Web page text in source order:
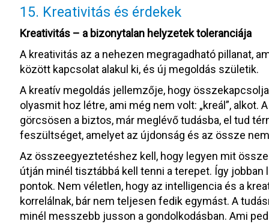
15. Kreativitás és érdekek
Kreativitás – a bizonytalan helyzetek toleranciája
A kreativitás az a nehezen megragadható pillanat,
között kapcsolat alakul ki, és új megoldás születik.
A kreatív megoldás jellemzője, hogy
olyasmit hoz létre, ami még nem volt: „kreál”, alkot.
görcsösen a biztos, már meglévő tudásba, el tud
feszültséget, amelyet az újdonság és az össze
Az összeegyeztetéshez kell, hogy legyen mit
útján minél tisztábbá kell tenni a terepet. Így
pontok. Nem véletlen, hogy az intelligencia és a
korrelálnak, bár nem teljesen fedik egymást. A
minél messzebb jusson a gondolkodásban. Ami